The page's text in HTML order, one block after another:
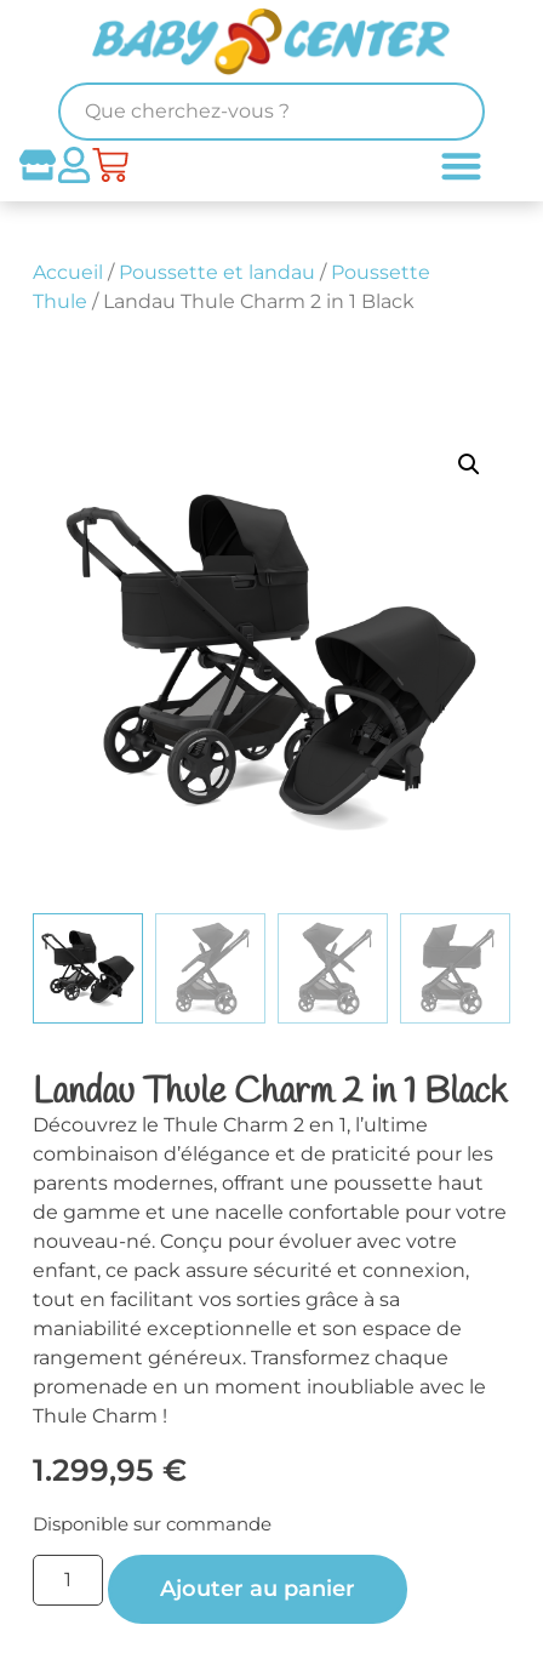
Accueil / Poussette et landau / Poussette
Thule / Landau Thule Charm 2 in 1 Black
Landau Thule Charm 2 in 1 Black
Découvrez le Thule Charm 2 en 1, l’ultime
combinaison d’élégance et de praticité pour les
parents modernes, offrant une poussette haut
de gamme et une nacelle confortable pour votre
nouveau-né. Conçu pour évoluer avec votre
enfant, ce pack assure sécurité et connexion,
tout en facilitant vos sorties grâce à sa
maniabilité exceptionnelle et son espace de
rangement généreux. Transformez chaque
promenade en un moment inoubliable avec le
Thule Charm !
1.299,95 €
Disponible sur commande
Ajouter au panier